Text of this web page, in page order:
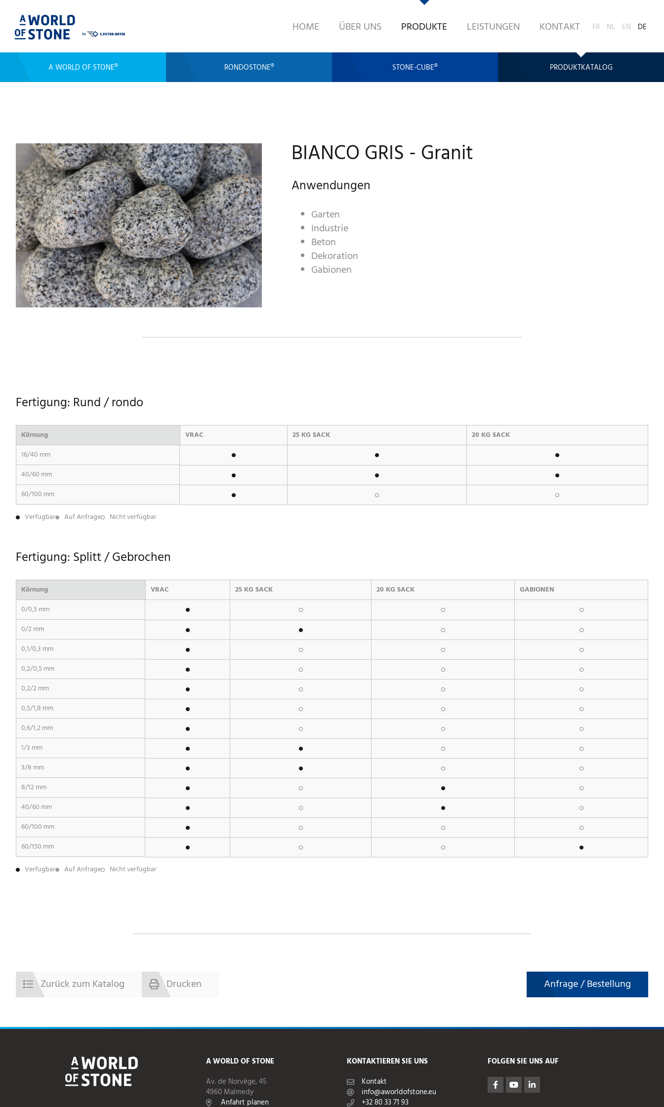
HOME ÜBER UNS PRODUKTE LEISTUNGEN KONTAKT
A WORLD OF STONE® RONDOSTONE® STONE-CUBE® PRODUKTKATALOG
FR NL EN DE
BIANCO GRIS - Granit
Anwendungen
Garten
Industrie
Beton
Dekoration
Gabionen
Fertigung: Rund / rondo
Körnung VRAC 25 KG SACK
20 KG SACK
16/40 mm
40/60 mm
60/100 mm
Verfügbar
Auf Anfrage Nicht verfügbar
Fertigung: Splitt / Gebrochen
Körnung VRAC 25 KG SACK 20 KG SACK
GABIONEN
0/0,5 mm
0/2 mm
0,1/0,3 mm
0,2/0,5 mm
0,2/2 mm
0,5/1,8 mm
0,6/1,2 mm
1/3 mm
3/8 mm
8/12 mm
40/60 mm
60/100 mm
60/150 mm
Verfügbar
Auf Anfrage Nicht verfügbar
Zurück zum Katalog Drucken Anfrage / Bestellung
A WORLD OF STONE
Av. de Norvège, 45
4960 Malmedy
Anfahrt planen
KONTAKTIEREN SIE UNS
Kontakt
info@aworldofstone.eu
+32 80 33 71 93
FOLGEN SIE UNS AUF